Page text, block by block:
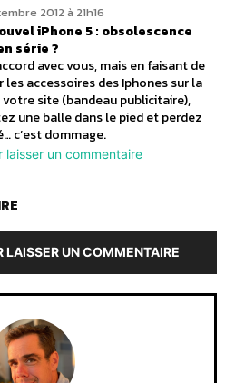
2012 à 21h16
iPhone 5 : obsolescence
série ?
avec vous, mais en faisant de
accessoires des Iphones sur la
site (bandeau publicitaire),
une balle dans le pied et perdez
c’est dommage.
laisser un commentaire
LAISSER UN COMMENTAIRE